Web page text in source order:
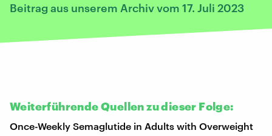
Beitrag aus unserem Archiv vom 17. Juli 2023
Weiterführende Quellen zu dieser Folge:
Once-Weekly Semaglutide in Adults with Overweight